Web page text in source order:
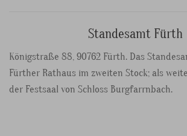
Standesamt Fürth
Königstraße 88, 90762 Fürth. Das
Fürther Rathaus im zweiten Stock; als
der Festsaal von Schloss Burgfarrnbach.